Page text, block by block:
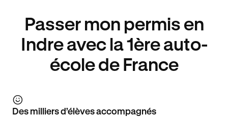
Passer mon permis en
Indre avec la 1ère auto-
école de France
Des milliers d’élèves accompagnés